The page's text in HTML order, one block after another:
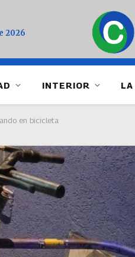
2026
INTERIOR LA
en bicicleta